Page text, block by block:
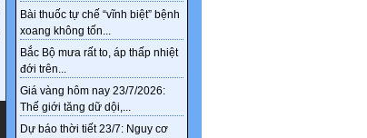
Bài thuốc tự chế “vĩnh biệt” bệnh
xoang không tốn...
Bắc Bộ mưa rất to, áp thấp nhiệt
đới trên...
Giá vàng hôm nay 23/7/2026:
Thế giới tăng dữ dội,...
Dự báo thời tiết 23/7: Nguy cơ